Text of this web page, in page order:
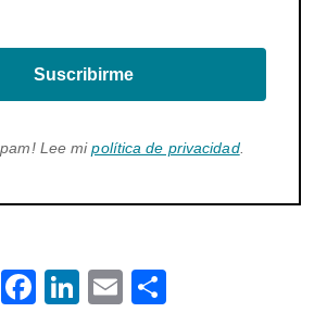
Suscribirme
Lee mipolítica de privacidad.
T
F
Li E